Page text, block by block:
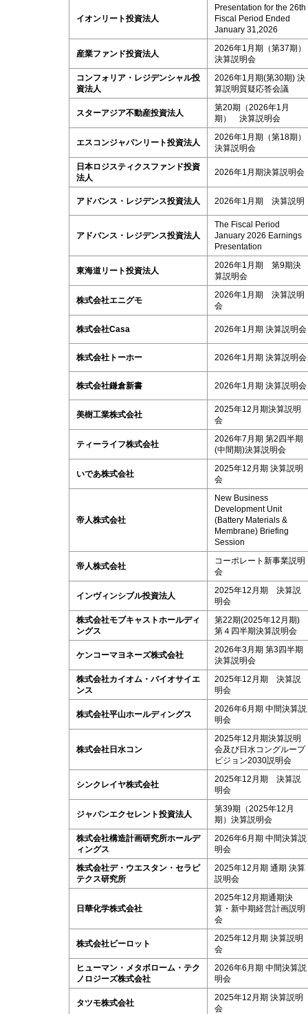
イオンリート投資法人
Presentation for the 26th
Fiscal Period Ended
January 31,2026
産業ファンド投資法人
2026年1月期（第37期）
決算説明会
コンフォリア・レジデンシャル投
資法人
2026年1月期(第30期) 決
算説明質疑応答会議
スターアジア不動産投資法人
第20期（2026年1月
期） 決算説明会
エスコンジャパンリート投資法人
2026年1月期（第18期）
決算説明会
日本ロジスティクスファンド投資
法人
2026年1月期決算説明会
アドバンス・レジデンス投資法人 2026年1月期 決算説明
アドバンス・レジデンス投資法人
The Fiscal Period
January 2026 Earnings
Presentation
東海道リート投資法人
2026年1月期 第9期決
算説明会
株式会社エニグモ
2026年1月期 決算説明
会
株式会社Casa 2026年1月期 決算説明会
株式会社トーホー 2026年1月期 決算説明会
株式会社鎌倉新書 2026年1月期 決算説明会
美樹工業株式会社
2025年12月期決算説明
会
ティーライフ株式会社
2026年7月期 第2四半期
(中間期)決算説明会
いであ株式会社
2025年12月期 決算説明
会
帝人株式会社
New Business
Development Unit
(Battery Materials &
Membrane) Briefing
Session
帝人株式会社
コーポレート新事業説明
会
インヴィンシブル投資法人
2025年12月期 決算説
明会
株式会社モブキャストホールディ
ングス
第22期(2025年12月期)
第４四半期決算説明会
ケンコーマヨネーズ株式会社
2026年3月期 第3四半期
決算説明会
株式会社カイオム・バイオサイエ
ンス
2025年12月期 決算説
明会
株式会社平山ホールディングス
2026年6月期 中間決算説
明会
株式会社日水コン
2025年12月期決算説明
会及び日水コングループ
ビジョン2030説明会
シンクレイヤ株式会社
2025年12月期 決算説
明会
ジャパンエクセレント投資法人
第39期（2025年12月
期）決算説明会
株式会社構造計画研究所ホールデ
ィングス
2026年6月期 中間決算説
明会
株式会社デ・ウエスタン・セラピ
テクス研究所
2025年12月期 通期 決算
説明会
日華化学株式会社
2025年12月期通期決
算・新中期経営計画説明
会
株式会社ビーロット
2025年12月期 決算説明
会
ヒューマン・メタボローム・テク
ノロジーズ株式会社
2026年6月期 中間決算説
明会
タツモ株式会社
2025年12月期 決算説明
会